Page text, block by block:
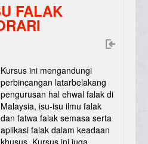
FALAK
Kursus ini mengandungi
perbincangan latarbelakang
pengurusan hal ehwal falak di
Malaysia, isu-isu ilmu falak
dan fatwa falak semasa serta
aplikasi falak dalam keadaan
khusus. Kursus ini juga